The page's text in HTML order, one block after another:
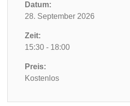
Datum:
28. September 2026
Zeit:
15:30 - 18:00
Preis:
Kostenlos